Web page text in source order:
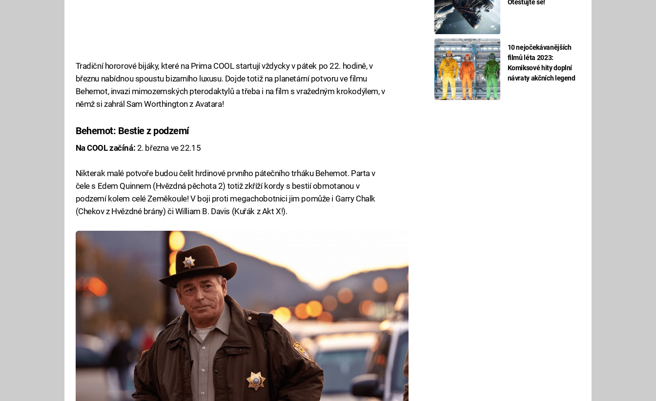
Otestujte se!
10 nejočekávanějších
filmů léta 2023:
Komiksové hity doplní
návraty akčních legend
Tradiční hororové bijáky, které na Prima COOL startují vždycky v pátek po 22. hodině, v
březnu nabídnou spoustu bizarního luxusu. Dojde totiž na planetární potvoru ve filmu
Behemot, invazi mimozemských pterodaktylů a třeba i na film s vražedným krokodýlem, v
němž si zahrál Sam Worthington z Avatara!
Behemot: Bestie z podzemí
Na COOL začíná: 2. března ve 22.15
Nikterak malé potvoře budou čelit hrdinové prvního pátečního trháku Behemot. Parta v
čele s Edem Quinnem (Hvězdná pěchota 2) totiž zkříží kordy s bestií obmotanou v
podzemí kolem celé Zeměkoule! V boji proti megachobotnici jim pomůže i Garry Chalk
(Chekov z Hvězdné brány) či William B. Davis (Kuřák z Akt X!).